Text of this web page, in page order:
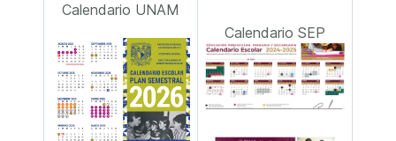
Calendario UNAM
Calendario SEP